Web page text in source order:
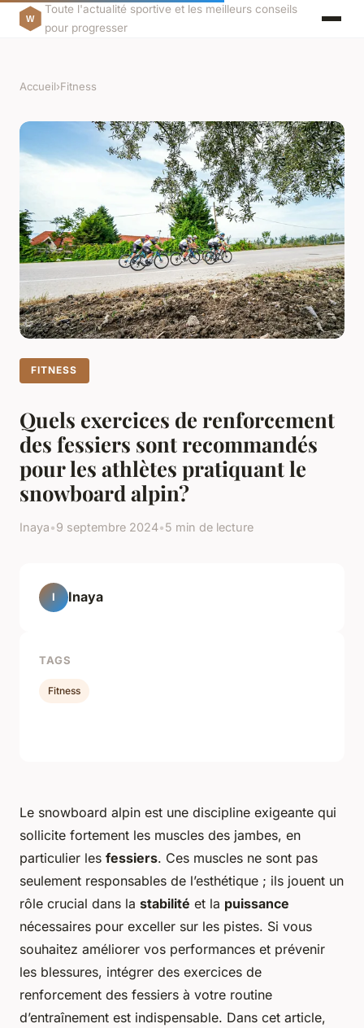
Toute l'actualité sportive et les meilleurs conseils
pour progresser
Accueil›Fitness
FITNESS
Quels exercices de renforcement
des fessiers sont recommandés
pour les athlètes pratiquant le
snowboard alpin?
Inaya•9 septembre 2024•5 min de lecture
Le snowboard alpin est une discipline exigeante qui
sollicite fortement les muscles des jambes, en
particulier les fessiers. Ces muscles ne sont pas
seulement responsables de l’esthétique ; ils jouent un
rôle crucial dans la stabilité et la puissance
nécessaires pour exceller sur les pistes. Si vous
souhaitez améliorer vos performances et prévenir
les blessures, intégrer des exercices de
renforcement des fessiers à votre routine
d’entraînement est indispensable. Dans cet article,
I Inaya
TAGS
Fitness